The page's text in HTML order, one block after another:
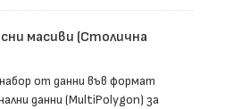
масиви (Столична
от данни във формат
данни (MultiPolygon) за